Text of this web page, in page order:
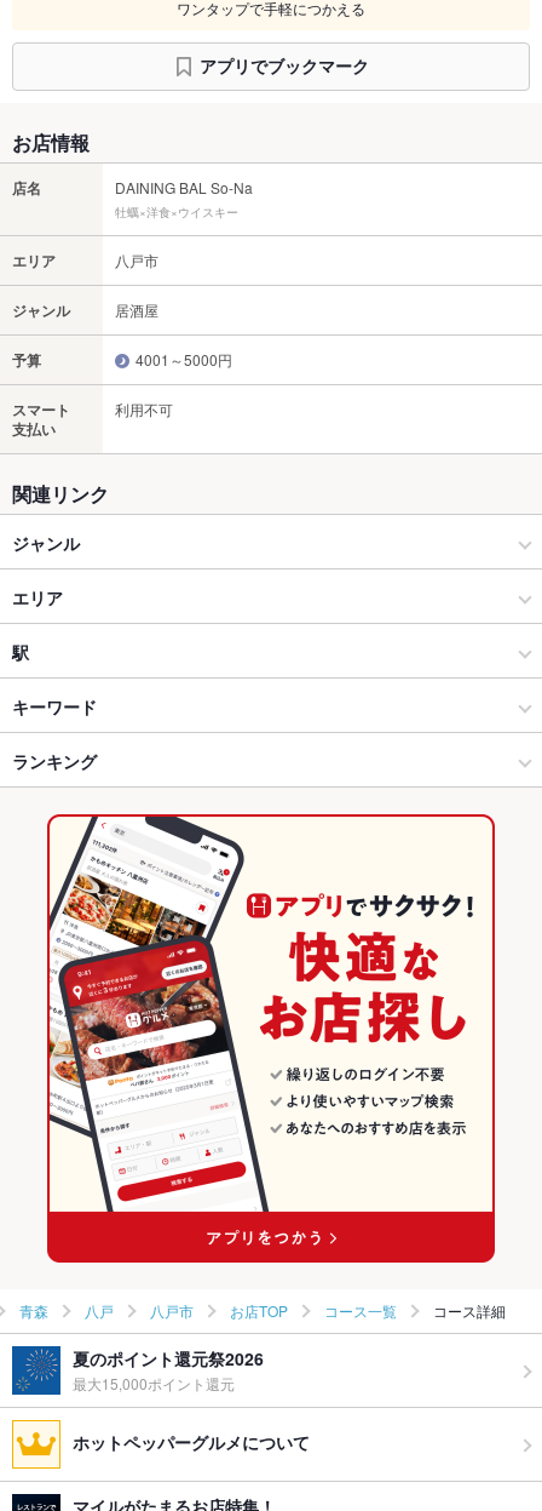
ワンタップで手軽につかえる
アプリでブックマーク
お店情報
店名 DAINING BAL So-Na
牡蠣×洋食×ウイスキー
エリア 八戸市
ジャンル 居酒屋
予算 4001～5000円
スマート
支払い
利用不可
関連リンク
ジャンル
居酒屋
洋・和洋・各国料理・その他
八戸 × 居酒屋
八戸 × 洋・和洋・各国料理・その他
本八戸駅 × 居酒屋
本八戸駅 × 洋・和洋・各国料理・その他
バー・カクテル
バー・カクテル
八戸 × バー・カクテル
八戸 × バー・カクテル
本八戸駅 × バー・カクテル
本八戸駅 × バー・カクテル
エリア
八戸市
八戸市 × 居酒屋
八戸市 × 洋・和洋・各国料理・その他
八戸市 × バー・カクテル
八戸市 × バー・カクテル
青森 × 居酒屋
青森 × 洋・和洋・各国料理・その他
青森 × バー・カクテル
青森 × バー・カクテル
駅
本八戸駅
キーワード
カキ料理・オイスター
ペペロンチーノ ボロネーゼ ピザ
アヒージョ 生ハム チーズケーキ
ランキング
青森のグルメランキング
青森の居酒屋ランキング
八戸のグルメランキング
八戸の居酒屋ランキング
八戸市のグルメランキング
八戸市の居酒屋ランキング
青森 八戸 八戸市 お店TOP コース一覧 コース詳細
夏のポイント還元祭2026
最大15,000ポイント還元
ホットペッパーグルメについて
マイルがたまるお店特集！